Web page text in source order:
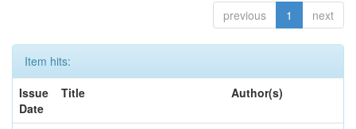
previous 1 next
Item hits:
Issue
Date
Title Author(s)